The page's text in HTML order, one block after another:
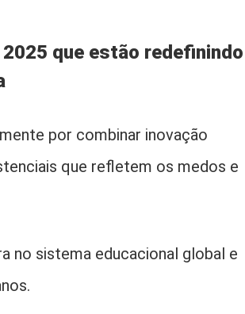
que estão redefinindo
por combinar inovação
que refletem os medos e
no sistema educacional global e